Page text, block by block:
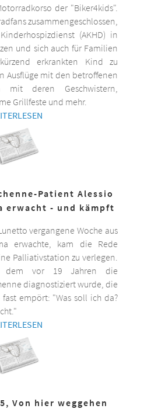
der "Biker4kids".
zusammengeschlossen,
(AKHD) in
und sich auch für Familien
erkrankten Kind zu
Ausflüge mit den betroffenen
deren Geschwistern,
Grillfeste und mehr.
Patient Alessio
erwacht - und kämpft
vergangene Woche aus
erwachte, kam die Rede
Palliativstation zu verlegen.
dem vor 19 Jahren die
diagnostiziert wurde, die
empört: "Was soll ich da?
Von hier weggehen